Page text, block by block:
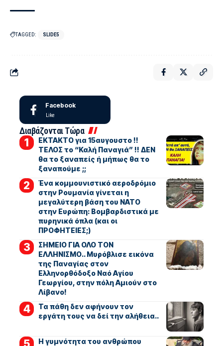
TAGGED: SLIDE5
Facebook
Like
Διαβάζονται Τώρα
ΕΚΤΑΚΤΟ για 15αυγουστο !!
ΤΕΛΟΣ το “Καλή Παναγιά” !! ΔΕΝ
θα το ξαναπείς ή μήπως θα το
ξαναπούμε ;;
Ένα κομμουνιστικό αεροδρόμιο
στην Ρουμανία γίνεται η
μεγαλύτερη βάση του ΝΑΤΟ
στην Ευρώπη: Βομβαρδιστικά με
πυρηνικά όπλα (και οι
ΠΡΟΦΗΤΕΙΕΣ;)
ΣΗΜΕΙΟ ΓΙΑ ΟΛΟ ΤΟΝ
ΕΛΛΗΝΙΣΜΟ.. Μυρόβλισε εικόνα
της Παναγίας στον
Ελληνορθόδοξο Ναό Αγίου
Γεωργίου, στην πόλη Αμιούν στο
Λίβανο!
Τα πάθη δεν αφήνουν τον
εργάτη τους να δεί την αλήθεια..
Η γυμνότητα του ανθρώπου